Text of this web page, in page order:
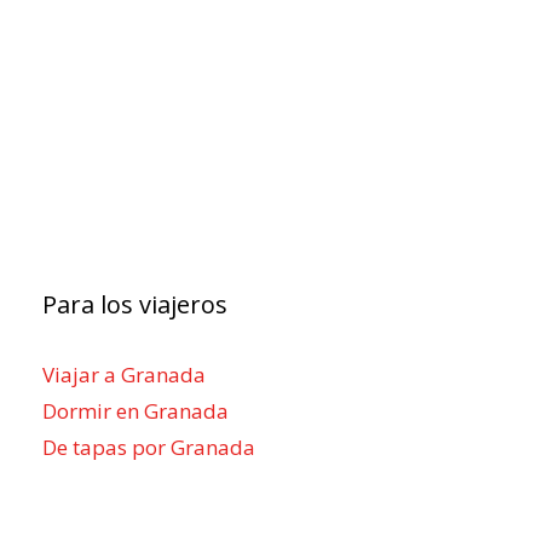
Para los viajeros
Viajar a Granada
Dormir en Granada
De tapas por Granada